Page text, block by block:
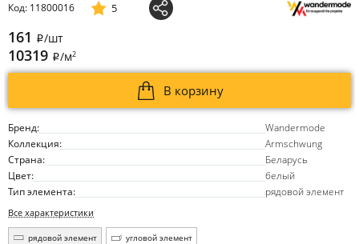
Бренд:
Wandermode
Коллекция:
Armschwung
Страна:
Беларусь
Цвет:
белый
Тип элемента:
рядовой элемент
Все характеристики
рядовой элемент угловой элемент
Код: 11800016 5
161 i/шт
10319 i/м2
В корзину